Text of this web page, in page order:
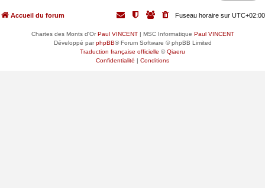
Accueil du forum Fuseau horaire sur UTC+02:00
Chartes des Monts d'OrPaul VINCENT| MSC Informatique Paul VINCENT
Développé parphpBB® Forum Software © phpBB Limited
Traduction française officielle ©Qiaeru
Confidentialité | Conditions